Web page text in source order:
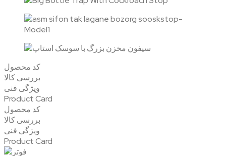
کد محصول
بررسی کالا
ویژگی فنی
Product Card
کد محصول
بررسی کالا
ویژگی فنی
Product Card